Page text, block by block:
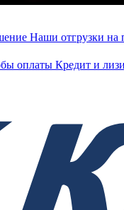
Наши отгрузки на
оплаты Кредит и